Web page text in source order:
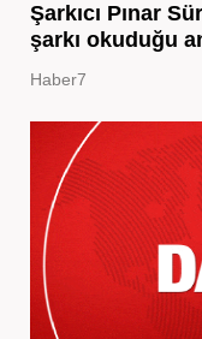
Şarkıcı Pınar
şarkı okuduğu
Haber7